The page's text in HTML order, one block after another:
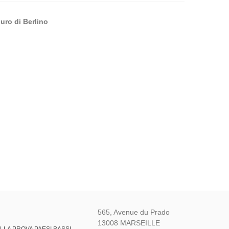
di Berlino
565, Avenue du Prado
13008 MARSEILLE